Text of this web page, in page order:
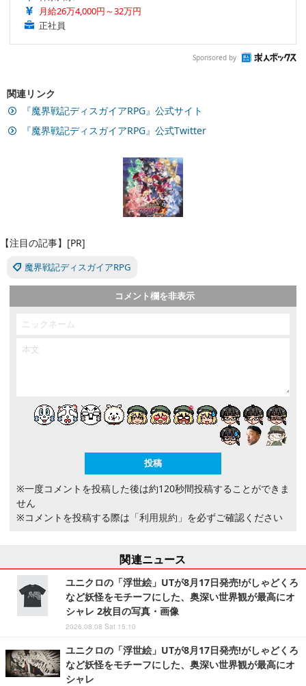
月給26万4,000円～32万円
正社員
Sponsored by
関連リンク
『魔界戦記ディスガイアRPG』公式サイト
『魔界戦記ディスガイアRPG』公式Twitter
【注目の記事】[PR]
魔界戦記ディスガイアRPG
コメント欄を非表示
※一度コメントを投稿した後は約120秒間投稿することができま
せん
※コメントを投稿する際は 「利用規約」 を必ずご確認ください
関連ニュース
ユニクロの「浮世絵」UTが8月17日発売!がしゃどくろ
など妖怪をモチーフにした、奥深い世界観が最高にオ
シャレ 2枚目の写真・画像
2026.08.08 Sat 15:10
ユニクロの「浮世絵」UTが8月17日発売!がしゃどくろ
など妖怪をモチーフにした、奥深い世界観が最高にオ
シャレ